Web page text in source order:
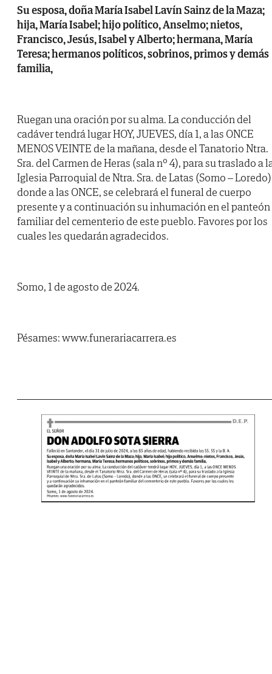
Su esposa, doña María Isabel Lavín Sainz de la Maza;
hija, María Isabel; hijo político, Anselmo; nietos,
Francisco, Jesús, Isabel y Alberto; hermana, María
Teresa; hermanos políticos, sobrinos, primos y demás
familia,
Ruegan una oración por su alma. La conducción del
cadáver tendrá lugar HOY, JUEVES, día 1, a las ONCE
MENOS VEINTE de la mañana, desde el Tanatorio Ntra.
Sra. del Carmen de Heras (sala nº 4), para su traslado a
Iglesia Parroquial de Ntra. Sra. de Latas (Somo –
donde a las ONCE, se celebrará el funeral de cuerpo
presente y a continuación su inhumación en el panteón
familiar del cementerio de este pueblo. Favores por los
cuales les quedarán agradecidos.
Somo, 1 de agosto de 2024.
Pésames: www.funerariacarrera.es